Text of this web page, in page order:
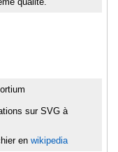
sur SVG à
en wikipedia